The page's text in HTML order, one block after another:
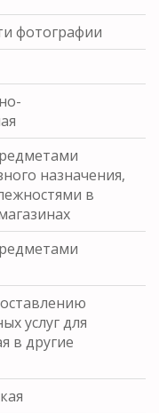
фотографии
назначения,
в
услуг для
в другие